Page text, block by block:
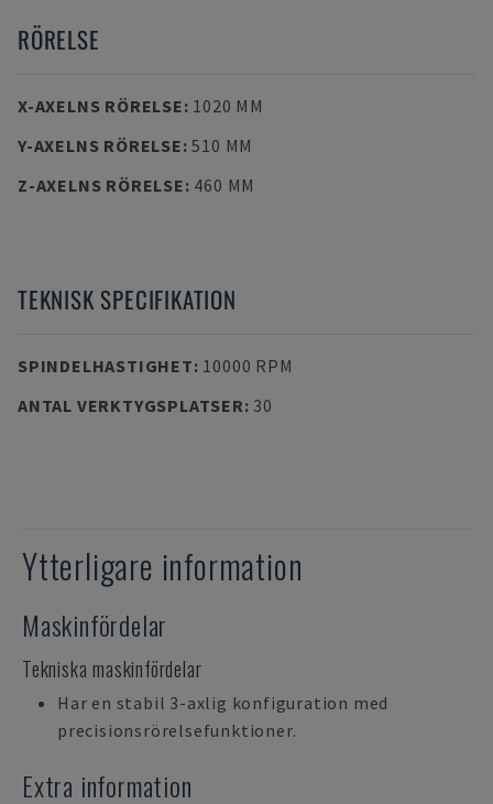
RÖRELSE
X-AXELNS RÖRELSE: 1020 MM
Y-AXELNS RÖRELSE:510 MM
Z-AXELNS RÖRELSE: 460 MM
TEKNISK SPECIFIKATION
SPINDELHASTIGHET: 10000 RPM
ANTAL VERKTYGSPLATSER: 30
Ytterligare information
Maskinfördelar
Tekniska maskinfördelar
Har en stabil 3-axlig konfiguration med
precisionsrörelsefunktioner.
Extra information